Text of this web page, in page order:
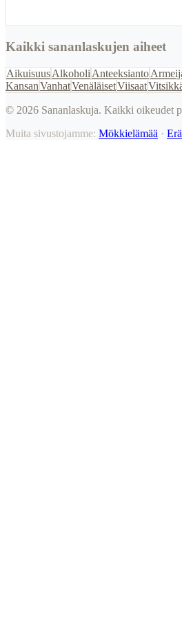
Kaikki sananlaskujen aiheet
AikuisuusAlkoholi Anteeksianto
KansanVanhatVenäläisetViisaat
© 2026 Sananlaskuja. Kaikki oikeudet
Muita sivustojamme: Mökkielämää ·